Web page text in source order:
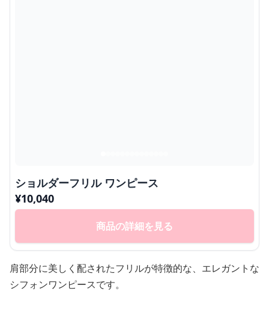
ショルダーフリル ワンピース
¥10,040
商品の詳細を見る
肩部分に美しく配されたフリルが特徴的な、エレガントな
シフォンワンピースです。